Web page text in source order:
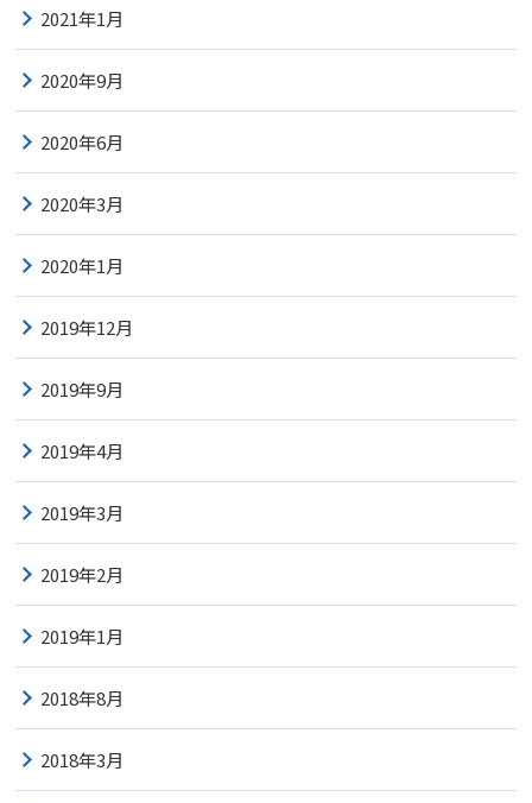
2021年1月
2020年9月
2020年6月
2020年3月
2020年1月
2019年12月
2019年9月
2019年4月
2019年3月
2019年2月
2019年1月
2018年8月
2018年3月